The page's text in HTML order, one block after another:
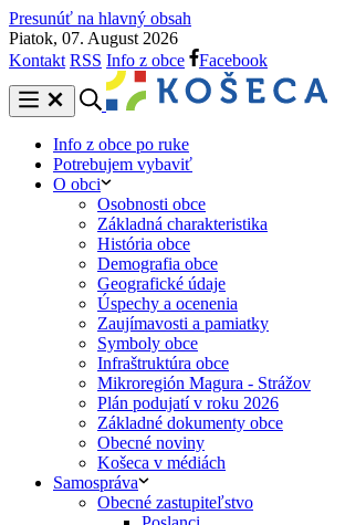
Presunúť na hlavný obsah
Piatok, 07. August 2026
Kontakt RSS Info z obce Facebook
Info z obce po ruke
Potrebujem vybaviť
O obci
Osobnosti obce
Základná charakteristika
História obce
Demografia obce
Geografické údaje
Úspechy a ocenenia
Zaujímavosti a pamiatky
Symboly obce
Infraštruktúra obce
Mikroregión Magura - Strážov
Plán podujatí v roku 2026
Základné dokumenty obce
Obecné noviny
Košeca v médiách
Samospráva
Obecné zastupiteľstvo